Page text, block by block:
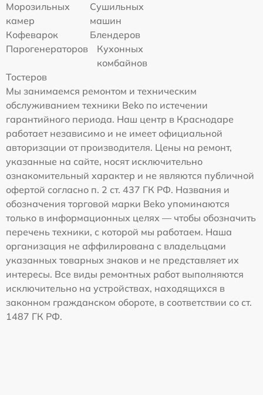
Морозильных
камер
Сушильных
машин
Кофеварок
Блендеров
Парогенераторов
Кухонных
комбайнов
Тостеров
Мы занимаемся ремонтом и техническим
обслуживанием техники Beko по истечении
гарантийного периода. Наш центр в Краснодаре
работает независимо и не имеет официальной
авторизации от производителя. Цены на ремонт,
указанные на сайте, носят исключительно
ознакомительный характер и не являются публичной
офертой согласно п. 2 ст. 437 ГК РФ. Названия и
обозначения торговой марки Beko упоминаются
только в информационных целях — чтобы обозначить
перечень техники, с которой мы работаем. Наша
организация не аффилирована с владельцами
указанных товарных знаков и не представляет их
интересы. Все виды ремонтных работ выполняются
исключительно на устройствах, находящихся в
законном гражданском обороте, в соответствии со ст.
1487 ГК РФ.